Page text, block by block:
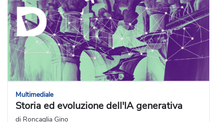
Multimediale
Storia ed evoluzione dell'IA generativa
di Roncaglia Gino